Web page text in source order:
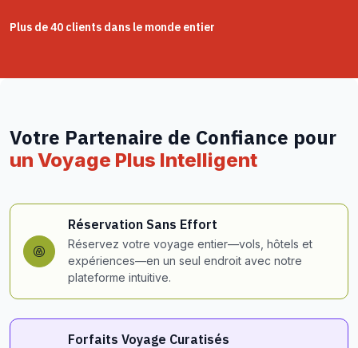
Plus de 40 clients dans le monde entier
Votre Partenaire de Confiance pour
un Voyage Plus Intelligent
Réservation Sans Effort
Réservez votre voyage entier—vols, hôtels et
expériences—en un seul endroit avec notre
plateforme intuitive.
Forfaits Voyage Curatisés